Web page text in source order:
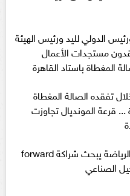
الدولي لليد ورئيس الهيئة
مستجدات الأعمال
المغطاة باستاد القاهرة
تفقده الصالة المغطاة
... قرعة المونديال تجاوزت
بالصور.. وزير الرياضة يبحث شراكة forward
الصناعي